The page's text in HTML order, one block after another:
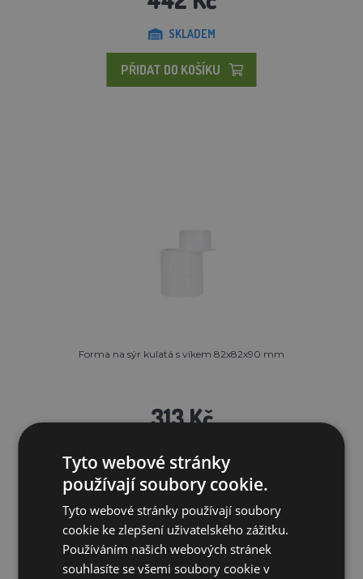
SKLADEM
PŘIDAT DO KOŠÍKU
Forma na sýr kulatá s víkem 82x82x90 mm
313 Kč
PŘIDAT DO KOŠÍKU
Tyto webové stránky
používají soubory cookie.
Tyto webové stránky používají soubory
cookie ke zlepšení uživatelského zážitku.
Používáním našich webových stránek
souhlasíte se všemi soubory cookie v